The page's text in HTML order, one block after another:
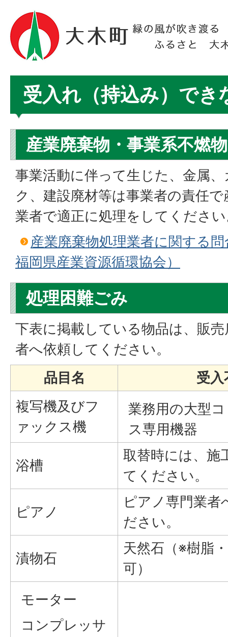
受入れ（持込み）でき
産業廃棄物・事業系不燃
事業活動に伴って生じた、金属
ク、建設廃材等は事業者の責任
業者で適正に処理をしてくださ
産業廃棄物処理業者に関する
福岡県産業資源循環協会）
処理困難ごみ
下表に掲載している物品は、販
者へ依頼してください。
品目名
受入
複写機及びフ
ァックス機
業務用の大型
ス専用機器
浴槽
取替時には、施
てください。
ピアノ
ピアノ専門業
ださい。
漬物石
天然石（※樹脂
可）
モーター
コンプレッサ